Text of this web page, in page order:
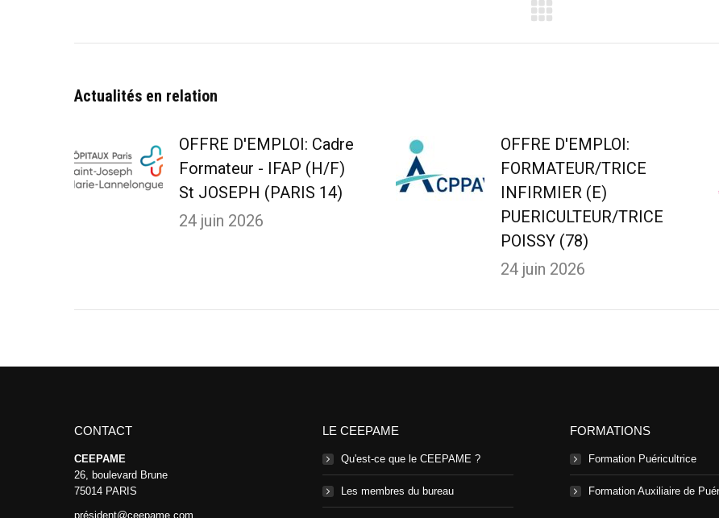
Actualités en relation
OFFRE D'EMPLOI: Cadre
Formateur - IFAP (H/F)
St JOSEPH (PARIS 14)
24 juin 2026
OFFRE D'EMPLOI:
FORMATEUR/TRICE
INFIRMIER (E)
PUERICULTEUR/TRICE
POISSY (78)
24 juin 2026
CONTACT
CEEPAME
26, boulevard Brune
75014 PARIS
président@ceepame.com
LE CEEPAME
Qu'est-ce que le CEEPAME ?
Les membres du bureau
FORMATIONS
Formation Puéricultrice
Formation Auxiliaire de